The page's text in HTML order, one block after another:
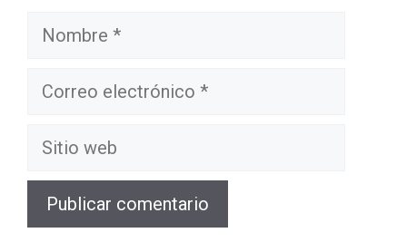
Nombre
Correo
Sitio